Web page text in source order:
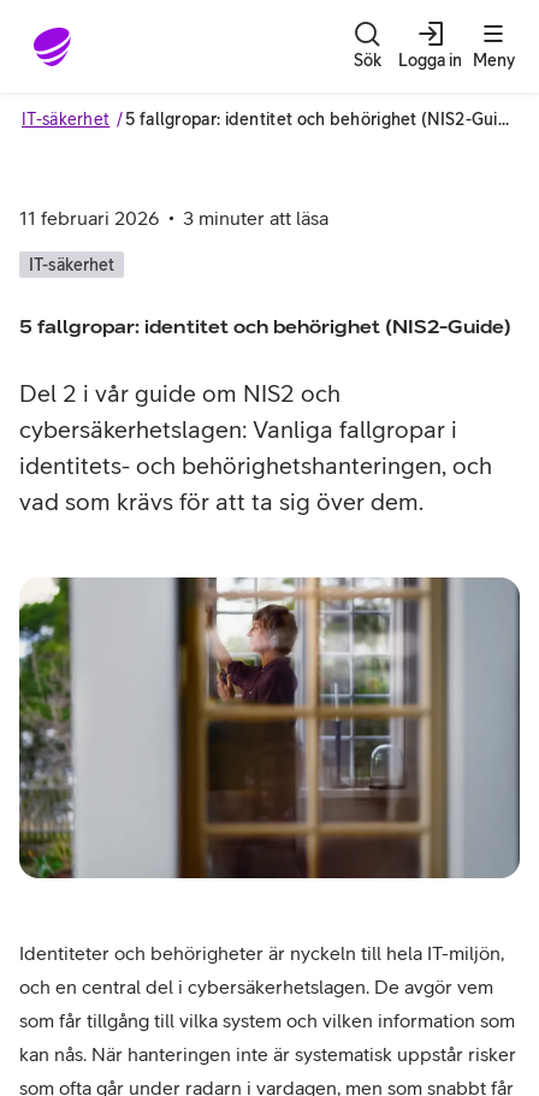
Gå till sidans innehåll
Sök Logga in Meny
IT-säkerhet 5 fallgropar: identitet och behörighet (NIS2-Guide)
11 februari 2026 3 minuter att läsa
IT-säkerhet
5 fallgropar: identitet och behörighet (NIS2-Guide)
Del 2 i vår guide om NIS2 och
cybersäkerhetslagen: Vanliga fallgropar i
identitets- och behörighetshanteringen, och
vad som krävs för att ta sig över dem.
Identiteter och behörigheter är nyckeln till hela IT-miljön,
och en central del i cybersäkerhetslagen. De avgör vem
som får tillgång till vilka system och vilken information som
kan nås. När hanteringen inte är systematisk uppstår risker
som ofta går under radarn i vardagen, men som snabbt får